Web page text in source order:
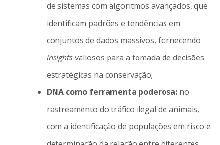
de sistemas com algoritmos avançados, que
identificam padrões e tendências em
conjuntos de dados massivos, fornecendo
insightsvaliosos para a tomada de decisões
estratégicas na conservação;
DNA como ferramenta poderosa:no
rastreamento do tráfico ilegal de animais,
com a identificação de populações em risco e